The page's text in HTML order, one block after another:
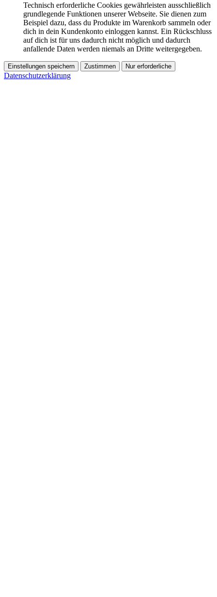
Technisch erforderliche Cookies gewährleisten ausschließlich
grundlegende Funktionen unserer Webseite. Sie dienen zum
Beispiel dazu, dass du Produkte im Warenkorb sammeln oder
dich in dein Kundenkonto einloggen kannst. Ein Rückschluss
auf dich ist für uns dadurch nicht möglich und dadurch
anfallende Daten werden niemals an Dritte weitergegeben.
Einstellungen speichern Zustimmen Nur erforderliche
Datenschutzerklärung